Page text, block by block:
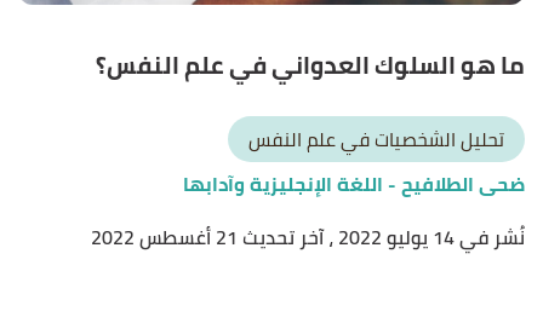
ما هو السلوك العدواني في علم النفس؟
تحليل الشخصيات في علم النفس
ضحى الطلافيح- اللغة الإنجليزية وآدابها
نُشر في 14 يوليو 2022
، آخر تحديث 21 أغسطس 2022